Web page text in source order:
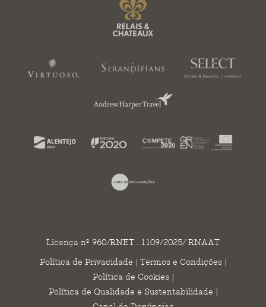
Licença nº 960/RNET . 1109/2025/ RNAAT
Política de Privacidade | Termos e Condições|
Política de Cookies|
Política de Qualidade e Sustentabilidade |